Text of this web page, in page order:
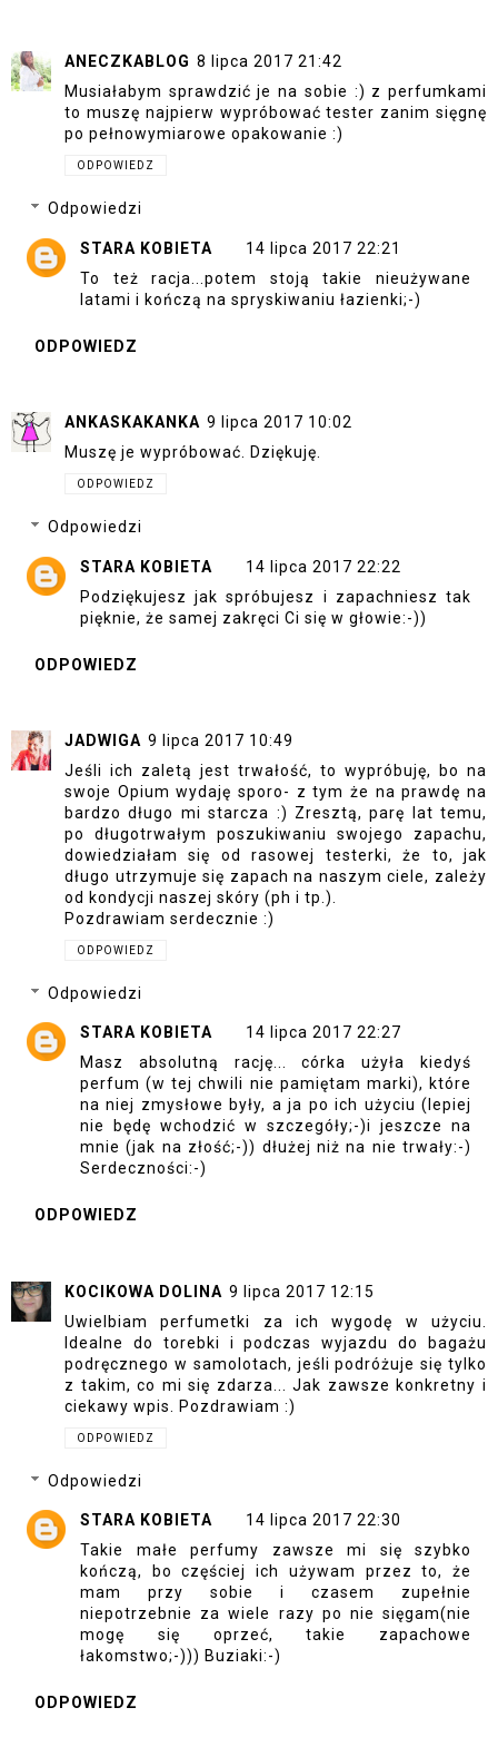
ANECZKABLOG 8 lipca 2017 21:42
Musiałabym sprawdzić je na sobie :) z perfumkami
to muszę najpierw wypróbować tester zanim sięgnę
po pełnowymiarowe opakowanie :)
ODPOWIEDZ
Odpowiedzi
STARA KOBIETA
14 lipca 2017 22:21
To też racja...potem stoją takie nieużywane
latami i kończą na spryskiwaniu łazienki;-)
ODPOWIEDZ
ANKASKAKANKA 9 lipca 2017 10:02
Muszę je wypróbować. Dziękuję.
ODPOWIEDZ
Odpowiedzi
STARA KOBIETA
14 lipca 2017 22:22
Podziękujesz jak spróbujesz i zapachniesz tak
pięknie, że samej zakręci Ci się w głowie:-))
ODPOWIEDZ
JADWIGA 9 lipca 2017 10:49
Jeśli ich zaletą jest trwałość, to wypróbuję, bo na
swoje Opium wydaję sporo- z tym że na prawdę na
bardzo długo mi starcza :) Zresztą, parę lat temu,
po długotrwałym poszukiwaniu swojego zapachu,
dowiedziałam się od rasowej testerki, że to, jak
długo utrzymuje się zapach na naszym ciele, zależy
od kondycji naszej skóry (ph i tp.).
Pozdrawiam serdecznie :)
ODPOWIEDZ
Odpowiedzi
STARA KOBIETA
14 lipca 2017 22:27
Masz absolutną rację... córka użyła kiedyś
perfum (w tej chwili nie pamiętam marki), które
na niej zmysłowe były, a ja po ich użyciu (lepiej
nie będę wchodzić w szczegóły;-)i jeszcze na
mnie (jak na złość;-)) dłużej niż na nie trwały:-)
Serdeczności:-)
ODPOWIEDZ
KOCIKOWA DOLINA 9 lipca 2017 12:15
Uwielbiam perfumetki za ich wygodę w użyciu.
Idealne do torebki i podczas wyjazdu do bagażu
podręcznego w samolotach, jeśli podróżuje się tylko
z takim, co mi się zdarza... Jak zawsze konkretny i
ciekawy wpis. Pozdrawiam :)
ODPOWIEDZ
Odpowiedzi
STARA KOBIETA
14 lipca 2017 22:30
Takie małe perfumy zawsze mi się szybko
kończą, bo częściej ich używam przez to, że
mam przy sobie i czasem zupełnie
niepotrzebnie za wiele razy po nie sięgam(nie
mogę się oprzeć, takie zapachowe
łakomstwo;-))) Buziaki:-)
ODPOWIEDZ